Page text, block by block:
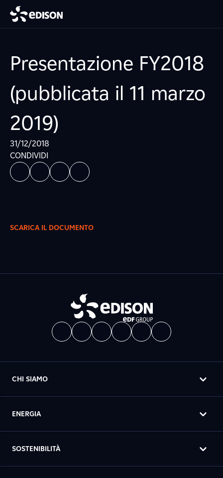
Presentazione FY2018
(pubblicata il 11 marzo
2019)
31/12/2018
CONDIVIDI
SCARICA IL DOCUMENTO
CHI SIAMO
ENERGIA
SOSTENIBILITÀ